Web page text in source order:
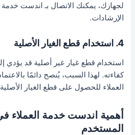
لجهازك، يمكنك الاتصال بـ اندست
الإرشادات.
4. استخدام قطع الغيار الأصلية
استخدام قطع غيار غير أصلية قد يؤدي
كفاءته. لهذا السبب، يُنصح دائمًا
العملاء للحصول على قطع الغيار
أهمية اندست خدمة العملاء
المستخدم